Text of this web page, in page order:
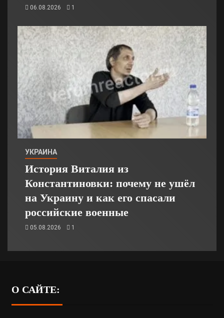
06.08.2026 1
УКРАИНА
История Виталия из
Константиновки: почему не ушёл
на Украину и как его спасали
российские военные
05.08.2026 1
О САЙТЕ: